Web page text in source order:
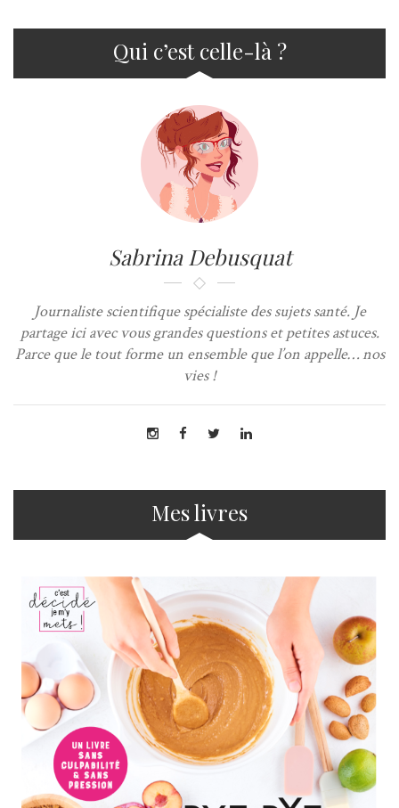
Qui c’est celle-là ?
Sabrina Debusquat
Journaliste scientifique spécialiste des sujets santé. Je
partage ici avec vous grandes questions et petites astuces.
Parce que le tout forme un ensemble que l’on appelle… nos
vies !
Mes livres